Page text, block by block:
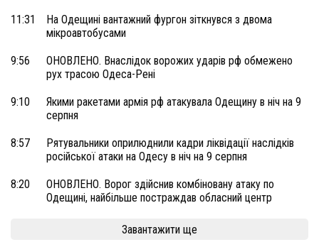
11:31
На Одещині вантажний фургон зіткнувся з двома
мікроавтобусами
9:56
ОНОВЛЕНО. Внаслідок ворожих ударів рф обмежено
рух трасою Одеса-Рені
9:10
Якими ракетами армія рф атакувала Одещину в ніч на 9
серпня
8:57
Рятувальники оприлюднили кадри ліквідації наслідків
російської атаки на Одесу в ніч на 9 серпня
8:20
ОНОВЛЕНО. Ворог здійснив комбіновану атаку по
Одещині, найбільше постраждав обласний центр
Завантажити ще